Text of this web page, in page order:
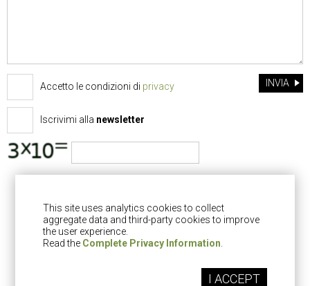
This site uses analytics cookies to collect
aggregate data and third-party cookies to improve
the user experience.
Read the Complete Privacy Information
I ACCEPT
Accetto le condizioni di privacy INVIA
Iscrivimi alla newsletter
Copyright © 2016 |info@essenthya.it| P.IVA 0693166010
newsletter!
Inserisci di seguito il tuo indirizzo email